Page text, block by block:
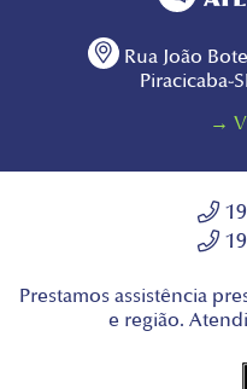
Rua João
Piracicaba-
→
Prestamos assistência
e região.